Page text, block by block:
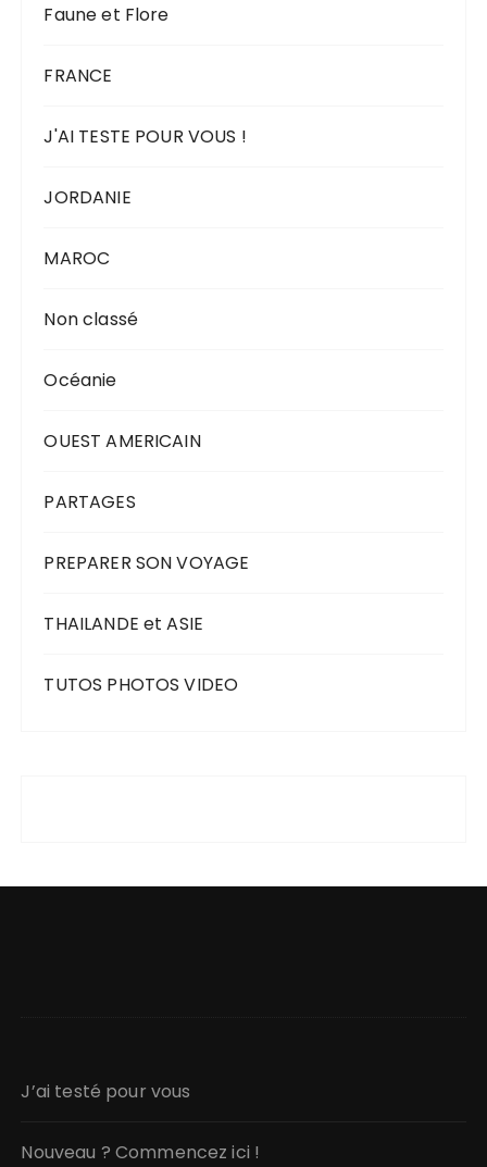
Faune et Flore
FRANCE
J'AI TESTE POUR VOUS !
JORDANIE
MAROC
Non classé
Océanie
OUEST AMERICAIN
PARTAGES
PREPARER SON VOYAGE
THAILANDE et ASIE
TUTOS PHOTOS VIDEO
J’ai testé pour vous
Nouveau ? Commencez ici !